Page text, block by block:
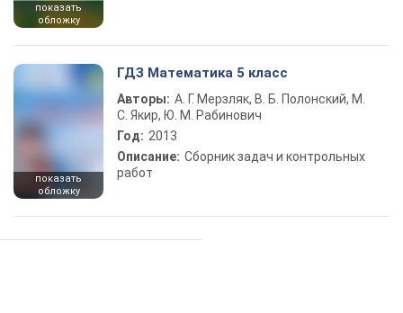
показать
обложку
показать
обложку
ГДЗ Математика 5 класс
Авторы: А. Г. Мерзляк, В. Б. Полонский, М.
С. Якир, Ю. М. Рабинович
Год: 2013
Описание: Сборник задач и контрольных
работ